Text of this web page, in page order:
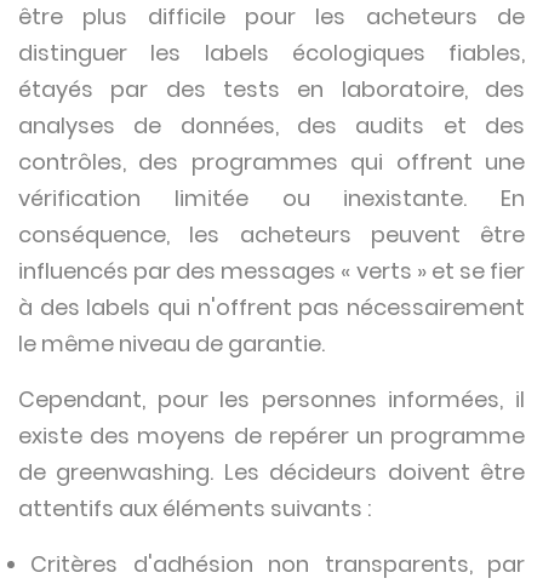
être plus difficile pour les acheteurs de
distinguer les labels écologiques fiables,
étayés par des tests en laboratoire, des
analyses de données, des audits et des
contrôles, des programmes qui offrent une
vérification limitée ou inexistante. En
conséquence, les acheteurs peuvent être
influencés par des messages « verts » et se fier
à des labels qui n'offrent pas nécessairement
le même niveau de garantie.
Cependant, pour les personnes informées, il
existe des moyens de repérer un programme
de greenwashing. Les décideurs doivent être
attentifs aux éléments suivants :
Critères d'adhésion non transparents, par